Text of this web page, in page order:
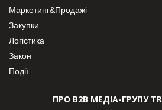
Маркетинг&Продажі
Закупки
Логістика
Закон
Події
ПРО В2В МЕДІА-ГРУПУ